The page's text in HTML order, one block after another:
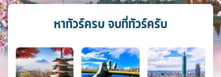
หาทัวร์ครบ จบที่ทัวร์ครับ